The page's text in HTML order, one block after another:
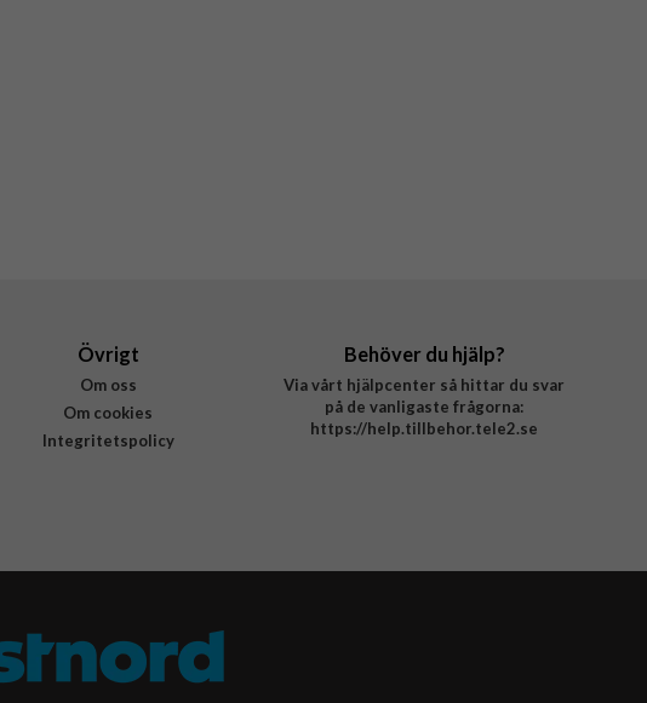
Övrigt
Om oss
Om cookies
Integritetspolicy
Behöver du hjälp?
Via vårt hjälpcenter så hittar du svar
på de vanligaste frågorna:
https://help.tillbehor.tele2.se